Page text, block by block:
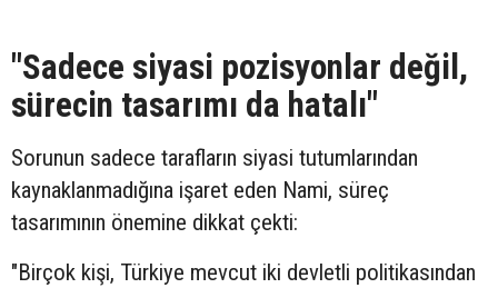
"Sadece siyasi pozisyonlar değil,
sürecin tasarımı da hatalı"
Sorunun sadece tarafların siyasi tutumlarından
kaynaklanmadığına işaret eden Nami, süreç
tasarımının önemine dikkat çekti:
"Birçok kişi, Türkiye mevcut iki devletli politikasından